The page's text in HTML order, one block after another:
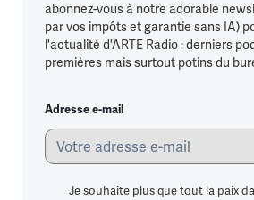
abonnez-vous à notre adorable
par vos impôts et garantie sans IA)
l'actualité d'ARTE Radio : derniers
premières mais surtout potins du
Adresse e-mail
Je souhaite plus que tout la paix